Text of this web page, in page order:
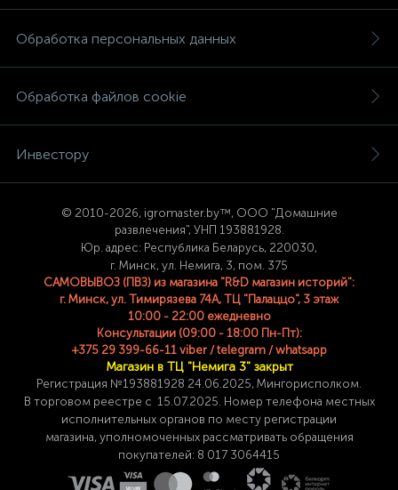
Обработка персональных данных
Обработка файлов cookie
Инвестору
© 2010-2026, igromaster.by™, ООО "Домашние
развлечения", УНП 193881928.
Юр. адрес: Республика Беларусь, 220030,
г. Минск, ул. Немига, 3, пом. 375
САМОВЫВОЗ (ПВЗ) из магазина "R&D магазин историй":
г. Минск, ул. Тимирязева 74A, ТЦ "Палаццо", 3 этаж
10:00 - 22:00 ежедневно
Консультации (09:00 - 18:00 Пн-Пт):
+375 29 399-66-11 viber / telegram / whatsapp
Магазин в ТЦ "Немига 3" закрыт
Регистрация №193881928 24 .06.2025, Мингорисполком.
В торговом реестре с 15.07.2025. Номер телефона местных
исполнительных органов по месту регистрации
магазина,уполномоченных рассматривать обращения
покупателей: 8 017 3064415